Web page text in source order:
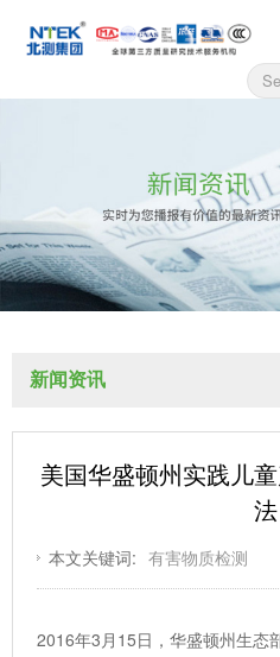
新闻资讯
美国华盛顿州实践儿
法
本文关键词: 有害物质检测
2016年3月15日，华盛顿州生态